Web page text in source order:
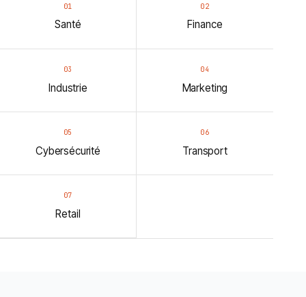
01
Santé
02
Finance
03
Industrie
04
Marketing
05
Cybersécurité
06
Transport
07
Retail